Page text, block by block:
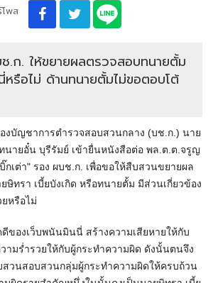
พส
.ก. ให้ขยายผลตรวจสอบทนายตั้ม
รือไม่ ด้านทนายตั้มไม่ขอตอบโต้
งบัญชาการตำรวจสอบสวนกลาง (บช.ก.) นาย
นายอั๋น บุรีรัมย์ เข้ายื่นหนังสือต่อ พล.ต.ต.จรูญ
กเต่า" รอง ผบช.ก. เพื่อขอให้สืบสวนขยายผล
ษิทรา เบี้ยบังเกิด หรือทนายตั้ม มีส่วนเกี่ยวข้อง
หรือไม่
ของเว็บพนันมินนี่ สร้างความเสียหายให้กับ
วามร่ำรวยให้กับผู้กระทำความผิด ดังนั้นตนจึง
สวนสอบสวนกลุ่มผู้กระทำความผิดให้ครบถ้วน